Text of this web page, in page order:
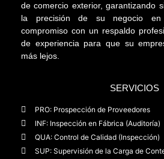
de comercio exterior, garantizando
la precisión de su negocio en
compromiso con un respaldo
de experiencia para que su
más lejos.
SERVICIOS
PRO: Prospección de Proveedores
INF: Inspección en Fábrica (Auditoría)
QUA: Control de Calidad (Inspección)
SUP: Supervisión de la Carga de